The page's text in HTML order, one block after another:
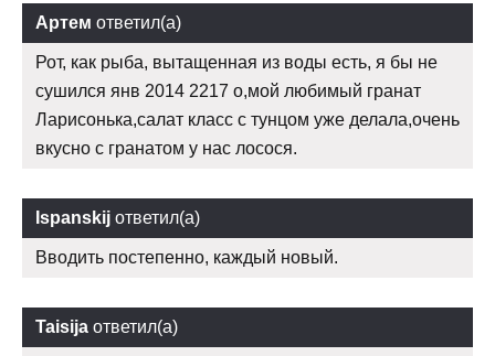
Артем ответил(а)
Рот, как рыба, вытащенная из воды есть, я бы не
сушился янв 2014 2217 о,мой любимый гранат
Ларисонька,салат класс с тунцом уже делала,очень
вкусно с гранатом у нас лосося.
Ispanskij ответил(а)
Вводить постепенно, каждый новый.
Taisija ответил(а)